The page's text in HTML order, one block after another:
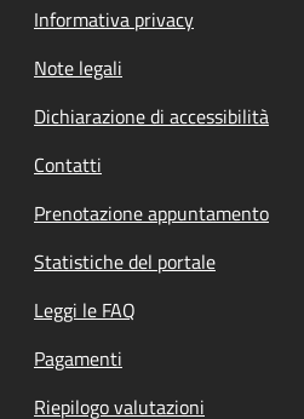
Informativa privacy
Note legali
Dichiarazione di accessibilità
Contatti
Prenotazione appuntamento
Statistiche del portale
Leggi le FAQ
Pagamenti
Riepilogo valutazioni